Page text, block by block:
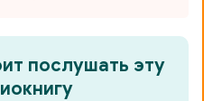
послушать эту